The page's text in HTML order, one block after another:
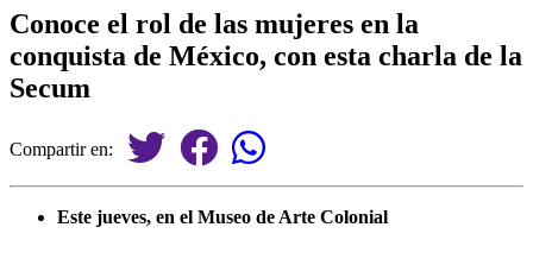
Conoce el rol de las mujeres en la
conquista de México, con esta charla de la
Secum
Compartir en:
Este jueves, en el Museo de Arte Colonial